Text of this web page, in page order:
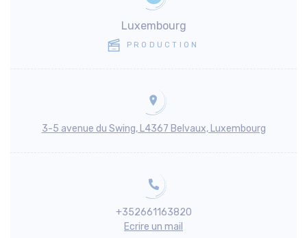
Luxembourg
PRODUCTION
3-5 avenue du Swing, L4367 Belvaux, Luxembourg
+352661163820
Ecrire un mail